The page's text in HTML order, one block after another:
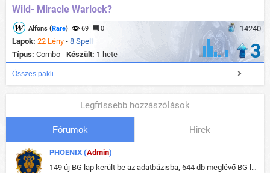
Wild- Miracle Warlock?
14240
Alfons (Rare) 69 0
Lapok: 22 Lény - 8 Spell
Típus: Combo - Készült: 1 hete 3
Összes pakli
Legfrissebb hozzászólások
Fórumok Hirek
PHOENIX (Admin)
149 új BG lap került be az adatbázisba, 644 db meglévő BG lap módosult, bekerültek az új képek a megváltozott lapokhoz is.